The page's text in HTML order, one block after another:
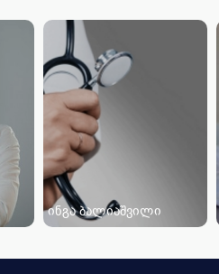
ინგა ბალიაშვილი